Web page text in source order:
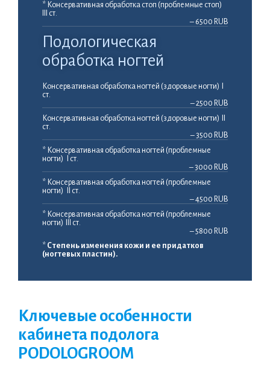
* Консервативная обработка стоп (проблемные стоп)
III ст.
– 6500 RUB
Подологическая
обработка ногтей
Консервативная обработка ногтей (здоровые ногти) I
ст.
– 2500 RUB
Консервативная обработка ногтей (здоровые ногти) II
ст.
– 3500 RUB
* Консервативная обработка ногтей (проблемные
ногти) I ст.
– 3000 RUB
* Консервативная обработка ногтей (проблемные
ногти) II ст.
– 4500 RUB
* Консервативная обработка ногтей (проблемные
ногти) III ст.
– 5800 RUB
* Степень изменения кожи и ее придатков
(ногтевых пластин).
Ключевые особенности
кабинета подолога
PODOLOGROOM